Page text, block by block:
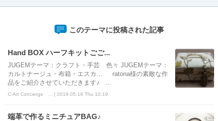
このテーマに投稿された記事
Hand BOX ハーフキットごご...
JUGEMテーマ：クラフト・手芸 色々 JUGEMテーマ：
カルトナージュ・布箱・エスカ… ratona様の素敵な作
品をご紹介させていただきます♪ ...
C-Art Concierge ... | 2019.05.16 Thu 10:19
端革で作るミニチュアBAG♪